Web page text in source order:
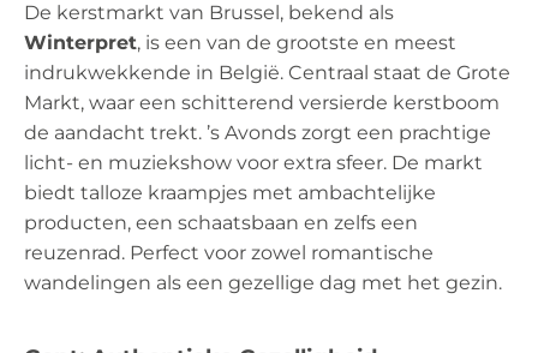
De kerstmarkt van Brussel, bekend als
Winterpret, is een van de grootste en meest
indrukwekkende in België. Centraal staat de Grote
Markt, waar een schitterend versierde kerstboom
de aandacht trekt. ’s Avonds zorgt een prachtige
licht- en muziekshow voor extra sfeer. De markt
biedt talloze kraampjes met ambachtelijke
producten, een schaatsbaan en zelfs een
reuzenrad. Perfect voor zowel romantische
wandelingen als een gezellige dag met het gezin.